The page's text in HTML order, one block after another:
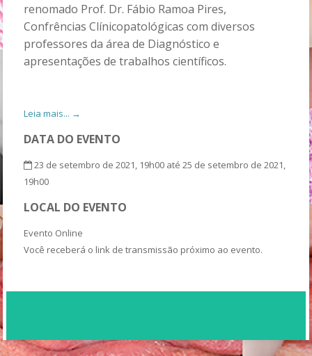
renomado Prof. Dr. Fábio Ramoa Pires,
Confrências Clínicopatológicas com diversos
professores da área de Diagnóstico e
apresentações de trabalhos científicos.
Leia mais... →
DATA DO EVENTO
23 de setembro de 2021, 19h00 até 25 de setembro de 2021,
19h00
LOCAL DO EVENTO
Evento Online
Você receberá o link de transmissão próximo ao evento.